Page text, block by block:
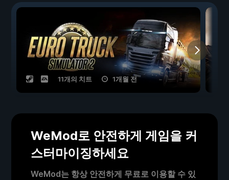
11개의 치트 1개월 전
WeMod로 안전하게 게임을 커
스터마이징하세요
WeMod는 항상 안전하게 무료로 이용할 수 있